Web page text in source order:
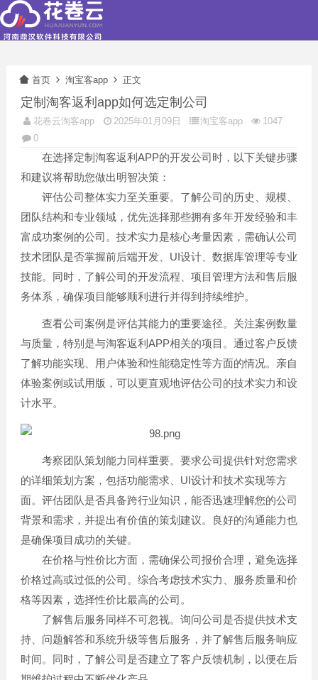
首页 淘宝客app 正文
定制淘客返利app如何选定制公司
花卷云淘客app 2025年01月09日 淘宝客app
1047
0
在选择定制淘客返利APP的开发公司时，以下关键步骤
和建议将帮助您做出明智决策：
评估公司整体实力至关重要。了解公司的历史、规模、
团队结构和专业领域，优先选择那些拥有多年开发经验和丰
富成功案例的公司。技术实力是核心考量因素，需确认公司
技术团队是否掌握前后端开发、UI设计、数据库管理等专业
技能。同时，了解公司的开发流程、项目管理方法和售后服
务体系，确保项目能够顺利进行并得到持续维护。
查看公司案例是评估其能力的重要途径。关注案例数量
与质量，特别是与淘客返利APP相关的项目。通过客户反馈
了解功能实现、用户体验和性能稳定性等方面的情况。亲自
体验案例或试用版，可以更直观地评估公司的技术实力和设
计水平。
考察团队策划能力同样重要。要求公司提供针对您需求
的详细策划方案，包括功能需求、UI设计和技术实现等方
面。评估团队是否具备跨行业知识，能否迅速理解您的公司
背景和需求，并提出有价值的策划建议。良好的沟通能力也
是确保项目成功的关键。
在价格与性价比方面，需确保公司报价合理，避免选择
价格过高或过低的公司。综合考虑技术实力、服务质量和价
格等因素，选择性价比最高的公司。
了解售后服务同样不可忽视。询问公司是否提供技术支
持、问题解答和系统升级等售后服务，并了解售后服务响应
时间。同时，了解公司是否建立了客户反馈机制，以便在后